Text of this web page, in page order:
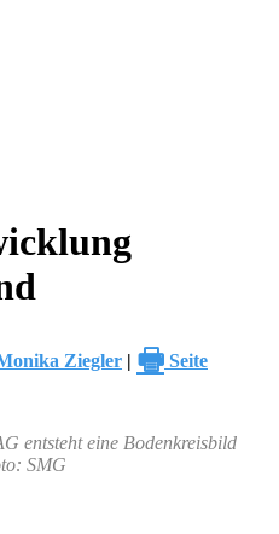
Ziegler | 🖶 Seite
entsteht eine Bodenkreisbild
SMG